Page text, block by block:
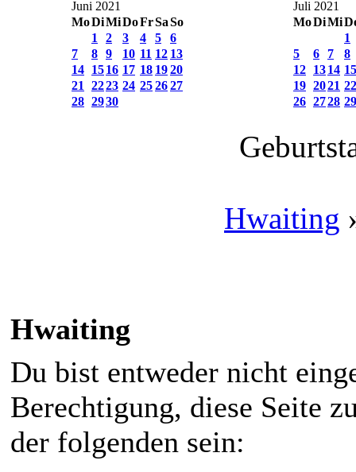
Juni 2021
MoDiMiDoFrSaSo
1
2 3 4 5
6
7
8 9 10 11 12 13
14 1516 17 18 1920
21
2223 24 252627
28 2930
Juli 2021
MoDiMi
1
5
6 7
8
12 1314 15
19 2021 22
26 2728 29
Hwaiting
Hwaiting
Du bist entweder nicht
Berechtigung, diese Seite
der folgenden sein: